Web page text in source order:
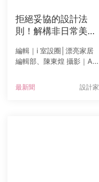
拒絕妥協的設計法
則！解構非日常美學
法
編輯｜i 室設圈│漂亮家居
編輯部、陳東煌 攝影｜Am
博覽會來到最後一天，由
《i室設圈│漂亮家居》總編
最新聞 設計家